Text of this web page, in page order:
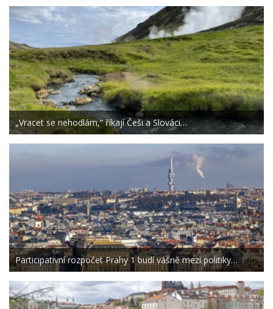
„Vracet se nehodlám,“ říkají Češi a Slováci…
Participativní rozpočet Prahy 1 budí vášně mezi politiky…